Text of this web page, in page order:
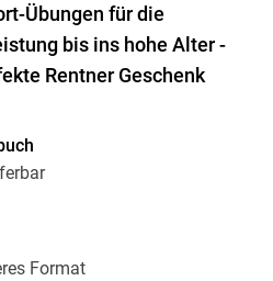
Übungen für die
bis ins hohe Alter -
Rentner Geschenk
Format